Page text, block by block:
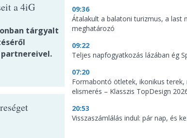
a 4iG
tárgyalt
09:36
Átalakult a balatoni turizmus, a last
meghatározó
09:22
Teljes napfogyatkozás lázában ég
07:20
Formabontó ötletek, ikonikus terek,
elismerés – Klasszis TopDesign
20:53
Visszaszámlálás indul: pár nap, és